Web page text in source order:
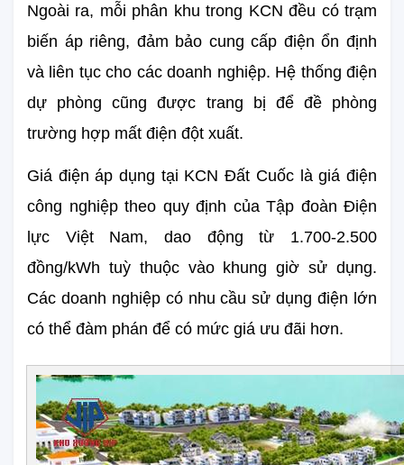
Ngoài ra, mỗi phân khu trong KCN đều có trạm
biến áp riêng, đảm bảo cung cấp điện ổn định
và liên tục cho các doanh nghiệp. Hệ thống điện
dự phòng cũng được trang bị để đề phòng
trường hợp mất điện đột xuất.
Giá điện áp dụng tại KCN Đất Cuốc là giá điện
công nghiệp theo quy định của Tập đoàn Điện
lực Việt Nam, dao động từ 1.700-2.500
đồng/kWh tuỳ thuộc vào khung giờ sử dụng.
Các doanh nghiệp có nhu cầu sử dụng điện lớn
có thể đàm phán để có mức giá ưu đãi hơn.